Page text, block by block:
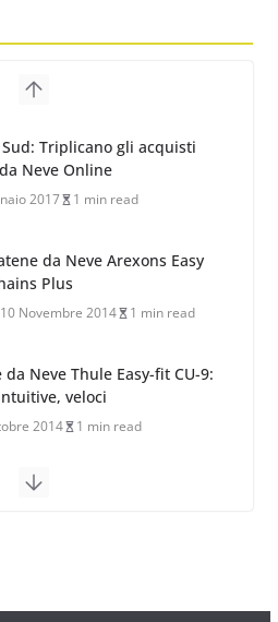
17 Febbraio 2022 6 min read
2022
17 Febbraio 2022
da Neve Arexons Easy
Plus
10 Novembre 2014 1 min read
Neve Thule Easy-fit CU-9:
veloci
2014 1 min read
da Neve Arexocks by
26 Ottobre 2013 1 min read
da Neve per Auto 2025: